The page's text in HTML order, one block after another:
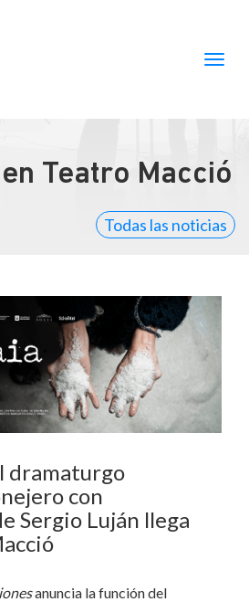
en Teatro Macció
Todas las noticias
dramaturgo
con
Sergio Luján llega
anuncia la función del